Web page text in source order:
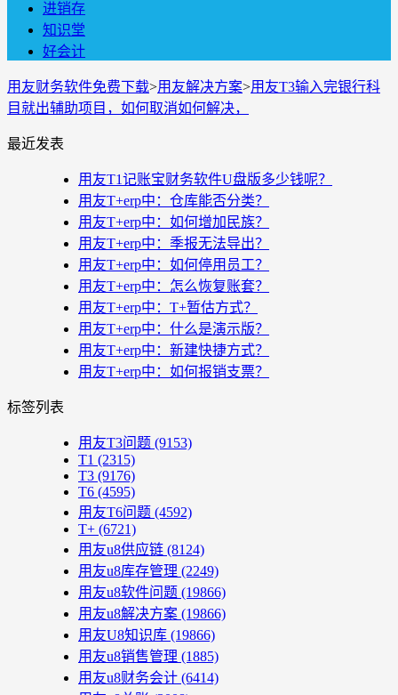
进销存
知识堂
好会计
用友财务软件免费下载>用友解决方案>用友T3输入完银行科
目就出辅助项目，如何取消如何解决，
最近发表
用友T1记账宝财务软件U盘版多少钱呢？
用友T+erp中：仓库能否分类？
用友T+erp中：如何增加民族？
用友T+erp中：季报无法导出？
用友T+erp中：如何停用员工？
用友T+erp中：怎么恢复账套？
用友T+erp中：T+暂估方式？
用友T+erp中：什么是演示版？
用友T+erp中：新建快捷方式？
用友T+erp中：如何报销支票？
标签列表
用友T3问题 (9153)
T1 (2315)
T3 (9176)
T6 (4595)
用友T6问题 (4592)
T+ (6721)
用友u8供应链 (8124)
用友u8库存管理 (2249)
用友u8软件问题 (19866)
用友u8解决方案 (19866)
用友U8知识库 (19866)
用友u8销售管理 (1885)
用友u8财务会计 (6414)